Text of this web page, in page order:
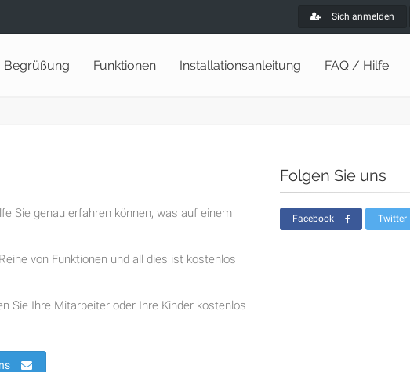
Sich anmelden
Begrüßung Funktionen Installationsanleitung FAQ / Hilfe
Sie genau erfahren können, was auf einem
von Funktionen und all dies ist kostenlos
Sie Ihre Mitarbeiter oder Ihre Kinder kostenlos
Folgen Sie uns
Facebook Twitter